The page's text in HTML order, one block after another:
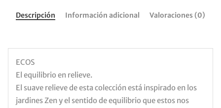
Descripción Información adicional Valoraciones (0)
ECOS
El equilibrio en relieve.
El suave relieve de esta colección está inspirado en los
jardines Zen y el sentido de equilibrio que estos nos